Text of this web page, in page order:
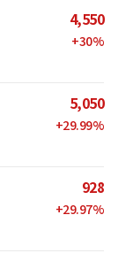
4,550
+30%
5,050
+29.99%
928
+29.97%